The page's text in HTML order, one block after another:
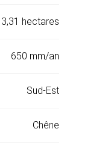
3,31 hectares
650 mm/an
Sud-Est
Chêne